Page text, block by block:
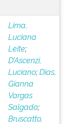
Lima,
Luciana
Leite;
D’Ascenzi,
Luciano;Dias,
Gianna
Vargas
Salgado;
Bruscatto,